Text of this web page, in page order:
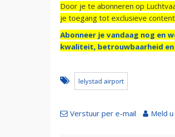
Door je te abonneren op
je toegang tot exclusieve
Abonneer je vandaag nog en
kwaliteit, betrouwbaarheid
lelystad airport
Verstuur per e-mail Meld